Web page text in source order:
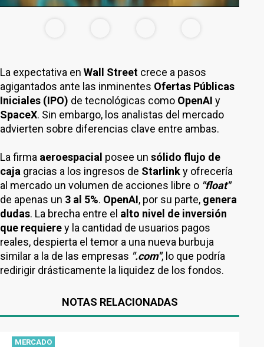
La expectativa en Wall Street crece a pasos
agigantados ante las inminentes Ofertas Públicas
Iniciales (IPO) de tecnológicas como OpenAI y
SpaceX. Sin embargo, los analistas del mercado
advierten sobre diferencias clave entre ambas.
La firma aeroespacial posee un sólido flujo de
caja gracias a los ingresos de Starlinky ofrecería
al mercado un volumen de acciones libre o "float"
de apenas un 3 al 5%. OpenAI, por su parte, genera
dudas. La brecha entre el alto nivel de inversión
que requierey la cantidad de usuarios pagos
reales, despierta el temor a una nueva burbuja
similar a la de las empresas ".com", lo que podría
redirigir drásticamente la liquidez de los fondos.
NOTAS RELACIONADAS
MERCADO